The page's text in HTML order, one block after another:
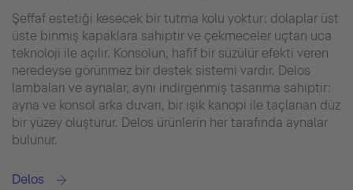
Şeffaf estetiği kesecek bir tutma kolu yoktur: dolaplar üst
üste binmiş kapaklara sahiptir ve çekmeceler uçtan uca
teknoloji ile açılır. Konsolun, hafif bir süzülür efekti veren
neredeyse görünmez bir destek sistemi vardır. Delos
lambaları ve aynalar, aynı indirgenmiş tasarıma sahiptir:
ayna ve konsol arka duvarı, bir ışık kanopi ile taçlanan düz
bir yüzey oluşturur. Delos ürünlerin her tarafında aynalar
bulunur.
Delos